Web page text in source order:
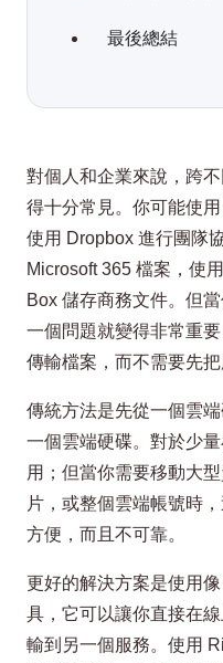
最後總結
對個人和企業來說，跨
得十分常見。你可能使
使用 Dropbox 進行團隊
Microsoft 365 檔案，使
Box 儲存商務文件。但
一個問題就變得非常重
傳輸檔案，而不需要先
傳統方法是先從一個雲
一個雲端硬碟。對於少
用；但當你需要移動大
片，或整個雲端帳號時
方便，而且不可靠。
更好的解決方案是使用
具，它可以讓你直接在
輸到另一個服務。使用